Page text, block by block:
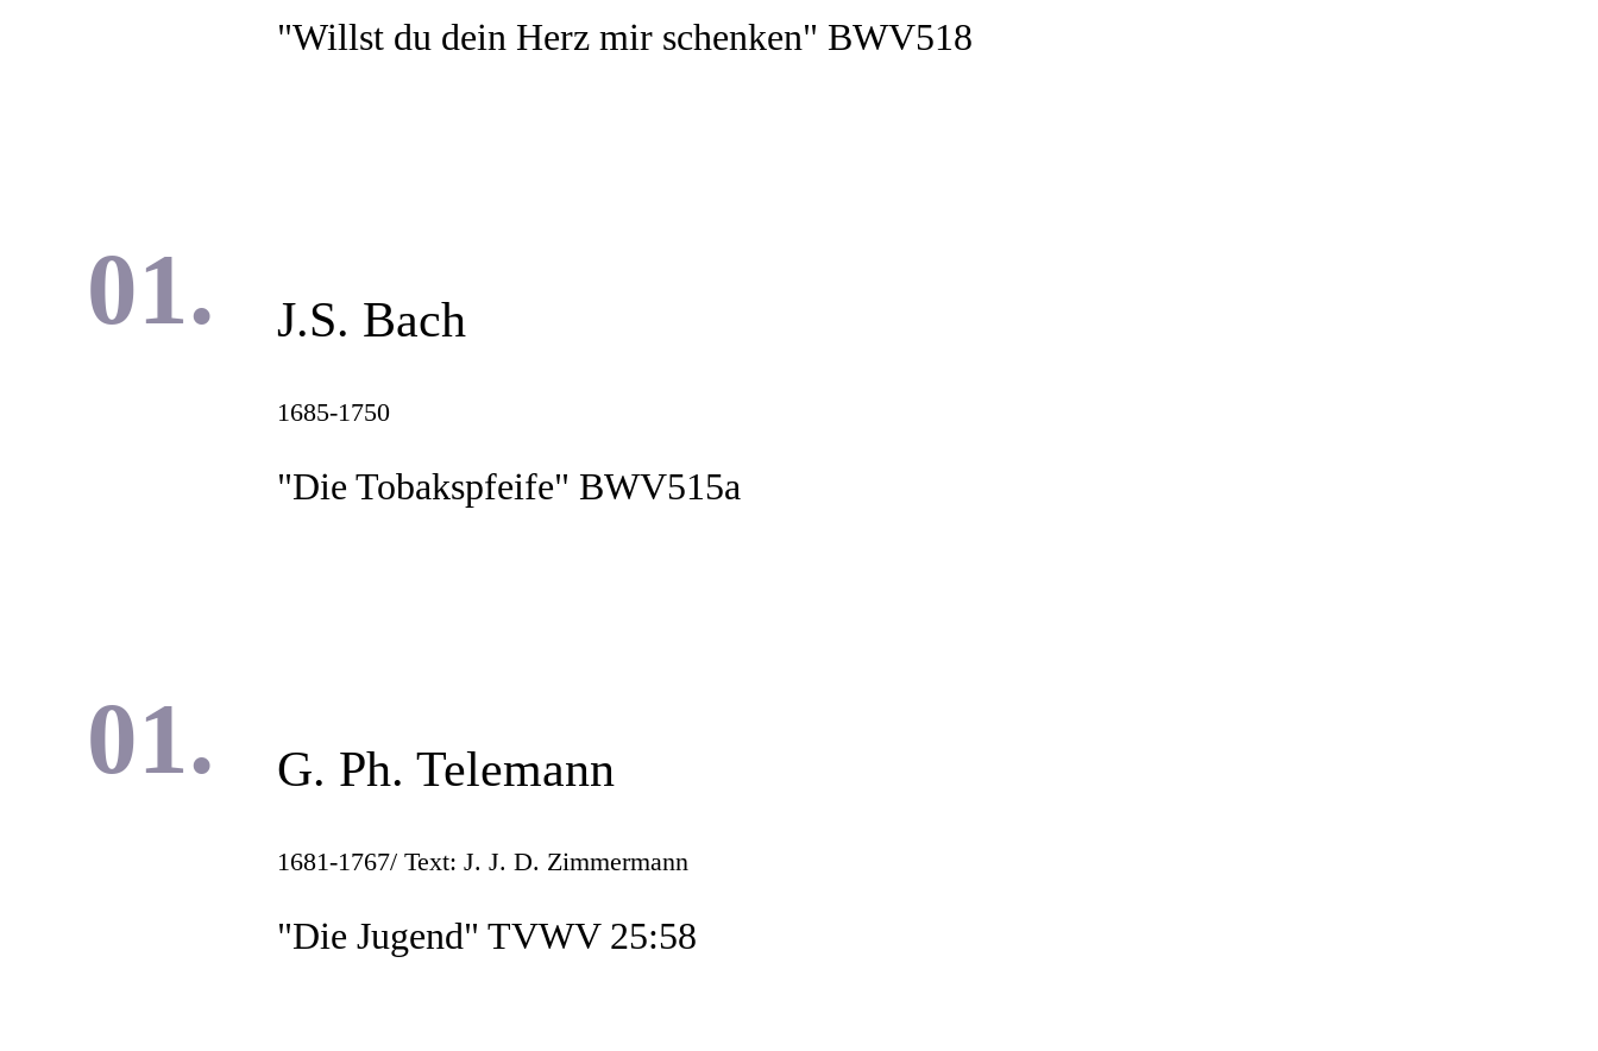
"Willst du dein Herz mir schenken" BWV518
J.S. Bach
1685-1750
"Die Tobakspfeife" BWV515a
G. Ph. Telemann
1681-1767/ Text: J. J. D. Zimmermann
"Die Jugend" TVWV 25:58